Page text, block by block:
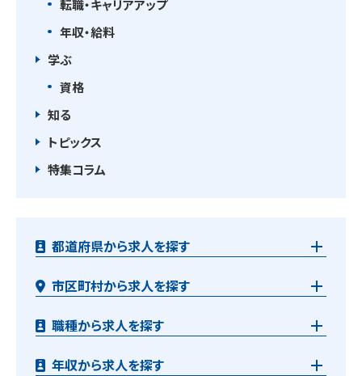
転職・キャリアアップ
年収・給料
学ぶ
資格
知る
トピックス
特集コラム
都道府県から求人を探す
市区町村から求人を探す
職種から求人を探す
年収から求人を探す